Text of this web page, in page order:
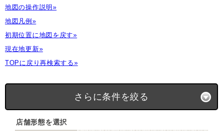
地図の操作説明»
地図凡例»
初期位置に地図を戻す»
現在地更新»
TOPに戻り再検索する»
さらに条件を絞る
店舗形態を選択